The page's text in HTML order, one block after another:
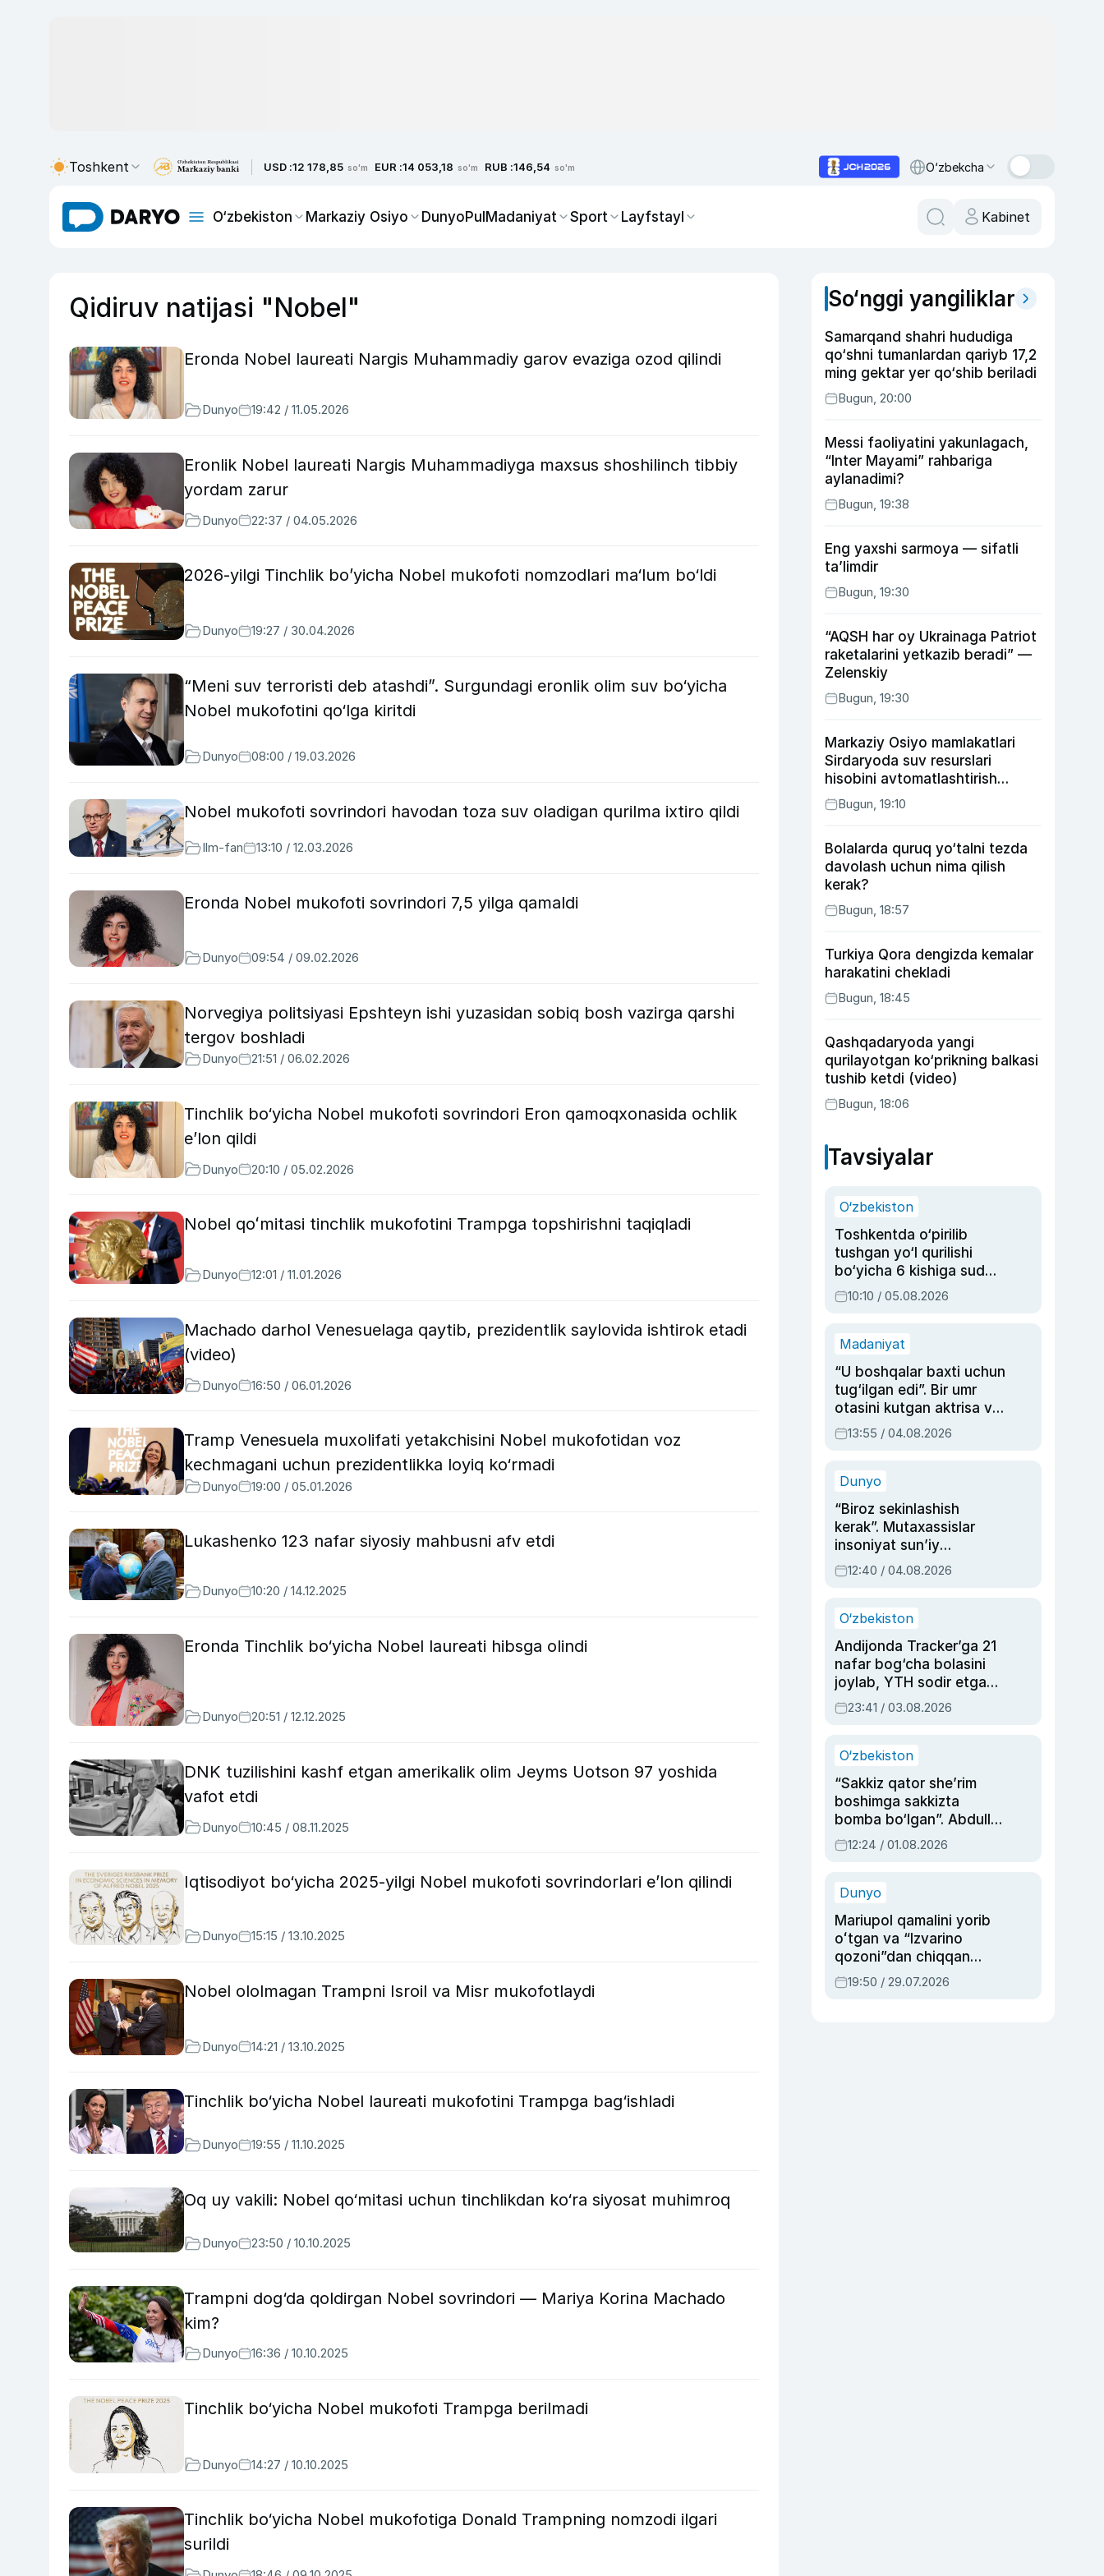
Toshkent USD :12 178,85 so'm EUR :14 053,18 so'm RUB :146,54 so'm O‘zbekcha
O‘zbekiston Markaziy Osiyo DunyoPulMadaniyat Sport Layfstayl Kabinet
Qidiruv natijasi "Nobel"
Eronda Nobel laureati Nargis Muhammadiy garov evaziga ozod qilindi
Dunyo 19:42 / 11.05.2026
Eronlik Nobel laureati Nargis Muhammadiyga maxsus shoshilinch tibbiy
yordam zarur
Dunyo 22:37 / 04.05.2026
2026-yilgi Tinchlik bo’yicha Nobel mukofoti nomzodlari ma‘lum bo‘ldi
Dunyo 19:27 / 30.04.2026
“Meni suv terroristi deb atashdi”. Surgundagi eronlik olim suv bo‘yicha
Nobel mukofotini qo‘lga kiritdi
Dunyo 08:00 / 19.03.2026
Nobel mukofoti sovrindori havodan toza suv oladigan qurilma ixtiro qildi
Ilm-fan 13:10 / 12.03.2026
Eronda Nobel mukofoti sovrindori 7,5 yilga qamaldi
Dunyo 09:54 / 09.02.2026
Norvegiya politsiyasi Epshteyn ishi yuzasidan sobiq bosh vazirga qarshi
tergov boshladi
Dunyo 21:51 / 06.02.2026
Tinchlik bo‘yicha Nobel mukofoti sovrindori Eron qamoqxonasida ochlik
e’lon qildi
Dunyo 20:10 / 05.02.2026
Nobel qoʻmitasi tinchlik mukofotini Trampga topshirishni taqiqladi
Dunyo 12:01 / 11.01.2026
Machado darhol Venesuelaga qaytib, prezidentlik saylovida ishtirok etadi
(video)
Dunyo 16:50 / 06.01.2026
Tramp Venesuela muxolifati yetakchisini Nobel mukofotidan voz
kechmagani uchun prezidentlikka loyiq ko‘rmadi
Dunyo 19:00 / 05.01.2026
Lukashenko 123 nafar siyosiy mahbusni afv etdi
Dunyo 10:20 / 14.12.2025
Eronda Tinchlik bo‘yicha Nobel laureati hibsga olindi
Dunyo 20:51 / 12.12.2025
DNK tuzilishini kashf etgan amerikalik olim Jeyms Uotson 97 yoshida
vafot etdi
Dunyo 10:45 / 08.11.2025
Iqtisodiyot bo‘yicha 2025-yilgi Nobel mukofoti sovrindorlari e’lon qilindi
Dunyo 15:15 / 13.10.2025
Nobel ololmagan Trampni Isroil va Misr mukofotlaydi
Dunyo 14:21 / 13.10.2025
Tinchlik bo‘yicha Nobel laureati mukofotini Trampga bag‘ishladi
Dunyo 19:55 / 11.10.2025
Oq uy vakili: Nobel qo‘mitasi uchun tinchlikdan ko‘ra siyosat muhimroq
Dunyo 23:50 / 10.10.2025
Trampni dog‘da qoldirgan Nobel sovrindori — Mariya Korina Machado
kim?
Dunyo 16:36 / 10.10.2025
Tinchlik bo‘yicha Nobel mukofoti Trampga berilmadi
Dunyo 14:27 / 10.10.2025
Tinchlik bo‘yicha Nobel mukofotiga Donald Trampning nomzodi ilgari
surildi
So‘nggi yangiliklar
Samarqand shahri hududiga
qo‘shni tumanlardan qariyb 17,2
ming gektar yer qo‘shib beriladi
Bugun, 20:00
Messi faoliyatini yakunlagach,
“Inter Mayami” rahbariga
aylanadimi?
Bugun, 19:38
Eng yaxshi sarmoya — sifatli
ta’limdir
Bugun, 19:30
“AQSH har oy Ukrainaga Patriot
raketalarini yetkazib beradi” —
Zelenskiy
Bugun, 19:30
Markaziy Osiyo mamlakatlari
Sirdaryoda suv resurslari
hisobini avtomatlashtirish
rejasini ishlab chiqishni
ma’qulladi
Bugun, 19:10
Bolalarda quruq yo‘talni tezda
davolash uchun nima qilish
kerak?
Bugun, 18:57
Turkiya Qora dengizda kemalar
harakatini chekladi
Bugun, 18:45
Qashqadaryoda yangi
qurilayotgan ko‘prikning balkasi
tushib ketdi (video)
Bugun, 18:06
Tavsiyalar
O‘zbekiston
Toshkentda o‘pirilib
tushgan yo‘l qurilishi
bo‘yicha 6 kishiga sud
hukmi o‘qildi
10:10 / 05.08.2026
Madaniyat
“U boshqalar baxti uchun
tug‘ilgan edi”. Bir umr
otasini kutgan aktrisa va
dublyaj ustasi Rimma
Ahmedovaning
13:55 / 04.08.2026
Dunyo
“Biroz sekinlashish
kerak”. Mutaxassislar
insoniyat sun’iy
intellektni boshqara
olmay qolishidan xavotir
12:40 / 04.08.2026
O‘zbekiston
Andijonda Tracker’ga 21
nafar bog‘cha bolasini
joylab, YTH sodir etgan
ayolga sud hukmi o‘qildi
23:41 / 03.08.2026
O‘zbekiston
“Sakkiz qator she’rim
boshimga sakkizta
bomba bo‘lgan”. Abdulla
Oripovni siyosiy
ayblovlardan asrab
12:24 / 01.08.2026
Dunyo
Mariupol qamalini yorib
oʻtgan va “Izvarino
qozoni”dan chiqqan
qahramon — Ukraina
armiyasi bosh
19:50 / 29.07.2026